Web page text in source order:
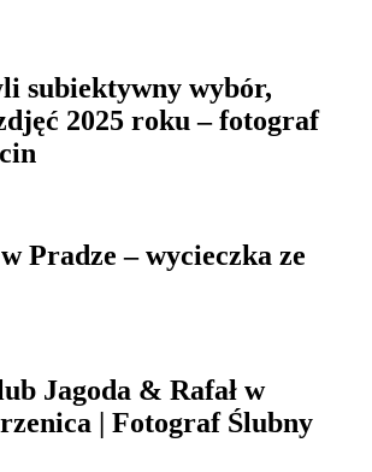
subiektywny wybór,
2025 roku – fotograf
Pradze – wycieczka ze
Jagoda & Rafał w
| Fotograf Ślubny